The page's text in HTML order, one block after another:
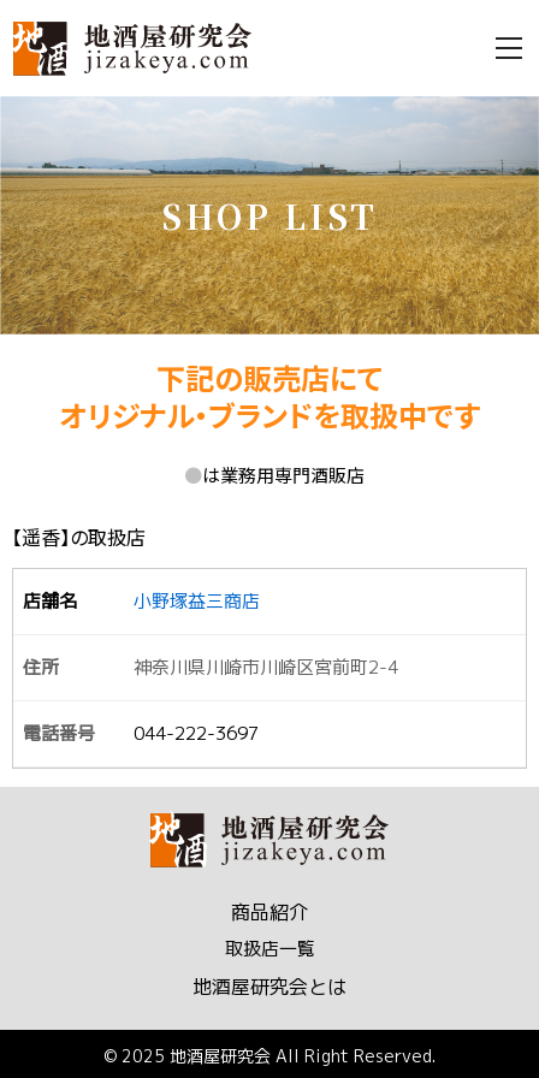
SHOP LIST
下記の販売店にて
オリジナル・ブランドを取扱中です
●は業務用専門酒販店
【遥香】の取扱店
小野塚益三商店
神奈川県川崎市川崎区宮前町2-4
044-222-3697
商品紹介
取扱店一覧
地酒屋研究会とは
© 2025 地酒屋研究会 All Right Reserved.